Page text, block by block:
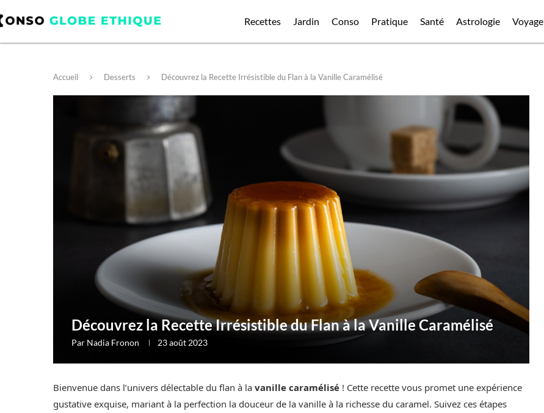
Recettes Jardin Conso Pratique Santé Astrologie Voyage
Accueil Desserts Découvrez la Recette Irrésistible du Flan à la Vanille Caramélisé
Découvrez la Recette Irrésistible du Flan à la Vanille Caramélisé
Par Nadia Fronon 23 août 2023
Bienvenue dans l’univers délectable du flan à la vanille caramélisé ! Cette recette vous promet une expérience
gustative exquise, mariant à la perfection la douceur de la vanille à la richesse du caramel. Suivez ces étapes